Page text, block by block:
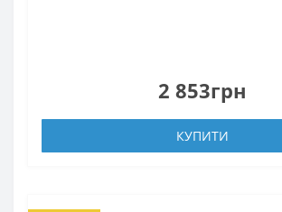
2 853грн
КУПИТИ